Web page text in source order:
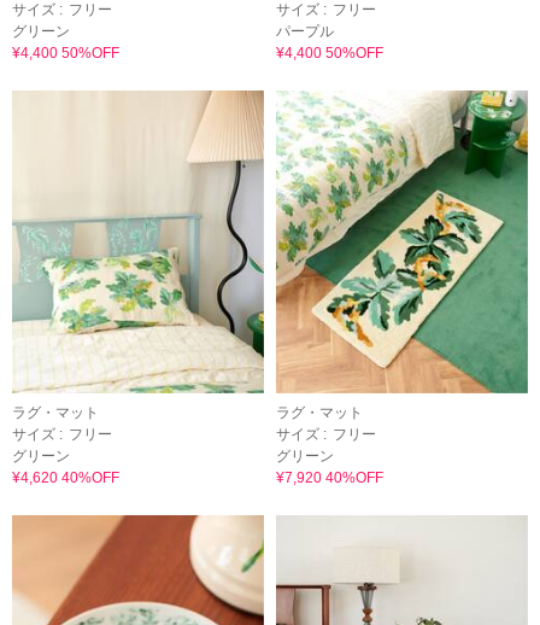
サイズ : フリー
グリーン
¥4,400 50%OFF
サイズ : フリー
パープル
¥4,400 50%OFF
ラグ・マット
サイズ : フリー
グリーン
¥4,620 40%OFF
ラグ・マット
サイズ : フリー
グリーン
¥7,920 40%OFF